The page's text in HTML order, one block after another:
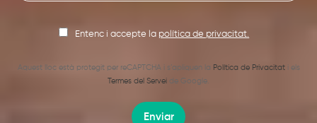
Entenc i accepte la política de privacitat.
Aquest lloc està protegit per reCAPTCHA i s’apliquen la Política de Privacitati els
Termes del Servei de Google.
Enviar